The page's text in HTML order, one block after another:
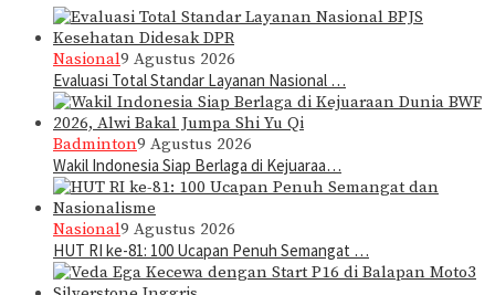
Nasional9 Agustus 2026
Evaluasi Total Standar Layanan Nasional …
Badminton9 Agustus 2026
Wakil Indonesia Siap Berlaga di Kejuaraa…
Nasional9 Agustus 2026
HUT RI ke-81: 100 Ucapan Penuh Semangat …